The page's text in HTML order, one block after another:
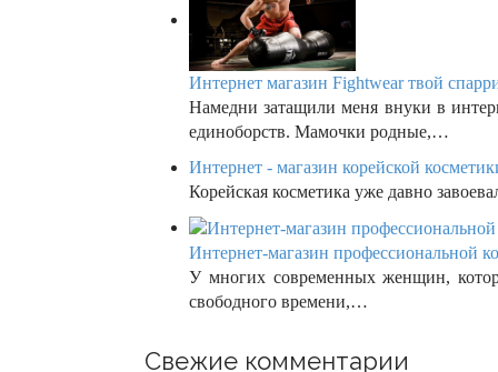
Интернет магазин Fightwear твой
Намедни затащили меня внуки в
единоборств. Мамочки родные,…
Интернет - магазин корейской
Корейская косметика уже давно
Интернет-магазин профессиональной
У многих современных женщин,
свободного времени,…
Свежие комментарии